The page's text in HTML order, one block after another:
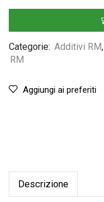
Categorie: Additivi RM,
RM
Aggiungi ai preferiti
Descrizione